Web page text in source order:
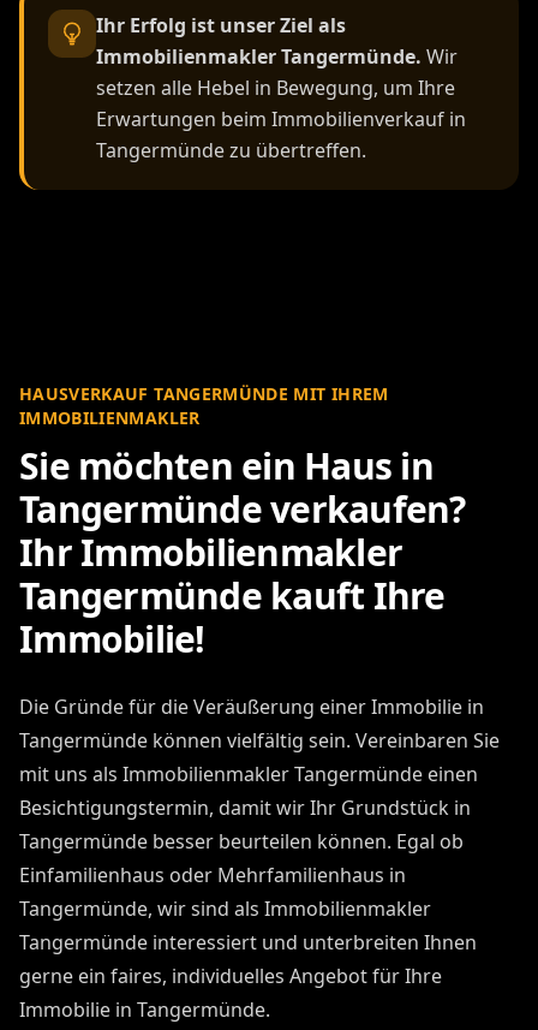
Ihr Erfolg ist unser Ziel als
Immobilienmakler Tangermünde. Wir
setzen alle Hebel in Bewegung, um Ihre
Erwartungen beim Immobilienverkauf in
Tangermünde zu übertreffen.
HAUSVERKAUF TANGERMÜNDE MIT IHREM
IMMOBILIENMAKLER
Sie möchten ein Haus in
Tangermünde verkaufen?
Ihr Immobilienmakler
Tangermünde kauft Ihre
Immobilie!
Die Gründe für die Veräußerung einer Immobilie in
Tangermünde können vielfältig sein. Vereinbaren Sie
mit uns als Immobilienmakler Tangermünde einen
Besichtigungstermin, damit wir Ihr Grundstück in
Tangermünde besser beurteilen können. Egal ob
Einfamilienhaus oder Mehrfamilienhaus in
Tangermünde, wir sind als Immobilienmakler
Tangermünde interessiert und unterbreiten Ihnen
gerne ein faires, individuelles Angebot für Ihre
Immobilie in Tangermünde.